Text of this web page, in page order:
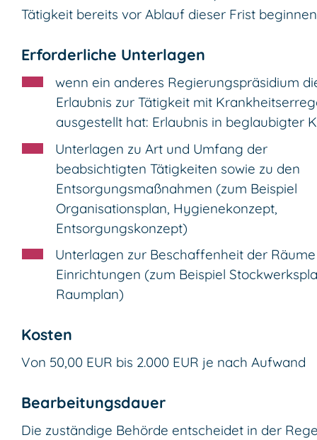
Tätigkeit bereits vor Ablauf dieser Frist
Erforderliche Unterlagen
wenn ein anderes Regierungspräsidium
Erlaubnis zur Tätigkeit mit
ausgestellt hat: Erlaubnis in beglaubigter
Unterlagen zu Art und Umfang der
beabsichtigten Tätigkeiten sowie zu den
Entsorgungsmaßnahmen (zum Beispiel
Organisationsplan, Hygienekonzept,
Entsorgungskonzept)
Unterlagen zur Beschaffenheit der
Einrichtungen (zum Beispiel
Raumplan)
Kosten
Von 50,00 EUR bis 2.000 EUR je nach Aufwand
Bearbeitungsdauer
Die zuständige Behörde entscheidet in der